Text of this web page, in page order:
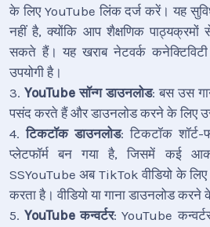
के लिए YouTube लिंक दर्ज करें। यह
नहीं है, क्योंकि आप शैक्षणिक
सकते हैं। यह खराब नेटवर्क
उपयोगी है।
3. YouTube सॉन्ग डाउनलोड: बस उस
पसंद करते हैं और डाउनलोड करने के लिए
4.टिकटॉक डाउनलोड: टिकटॉक शॉर्ट-
प्लेटफॉर्म बन गया है, जिसमें कई
SSYouTube अब TikTok वीडियो के लिए
करता है। वीडियो या गाना डाउनलोड
5.YouTube कन्वर्टर: YouTube